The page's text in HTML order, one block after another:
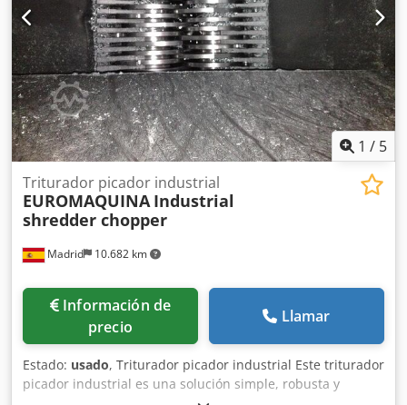
1 / 5
Madrid 10.682 km
Triturador picador industrial
EUROMAQUINA Industrial
shredder chopper
Información de
precio
Llamar
Estado: usado, Triturador picador industrial Este triturador
picador industrial es una solución simple, robusta y